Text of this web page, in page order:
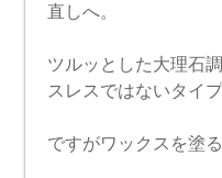
直しへ。
ツルッとした大理石
スレスではないタイプ
ですがワックスを塗